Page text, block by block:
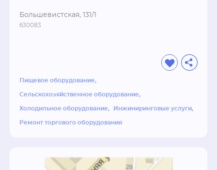
Большевистская, 131/1
630083
Пищевое оборудование
Сельскохозяйственное оборудование
Холодильное оборудование Инжиниринговые услуги
Ремонт торгового оборудования